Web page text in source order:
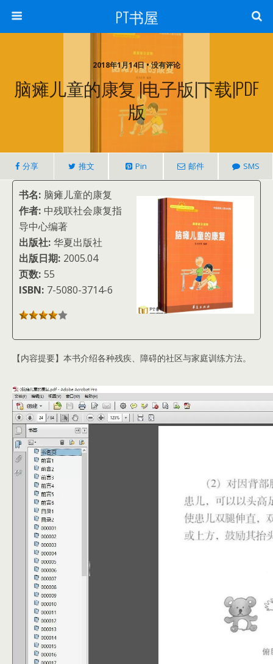
PT书屋
2018年1月14日 • 没有评论
脑瘫儿童的康复 |电子版|下载|PDF
版
分享 推文 Pin 邮件 SMS
书名: 脑瘫儿童的康复
作者: 中残联社会康复指
导中心编著
出版社: 华夏出版社
出版日期: 2005.04
页数: 55
ISBN: 7-5080-3714-6
【内容提要】本书介绍各种残疾、障碍的社区与家庭训练方法。